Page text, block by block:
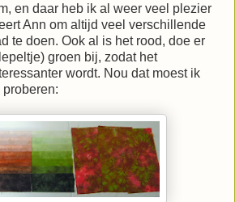
en daar heb ik al weer veel plezier
Ann om altijd veel verschillende
te doen. Ook al is het rood, doe er
groen bij, zodat het
wordt. Nou dat moest ik